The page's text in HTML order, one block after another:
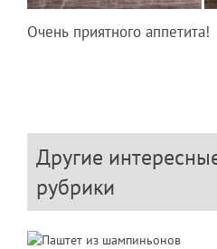
Очень приятного аппетита!
Другие
рубрики